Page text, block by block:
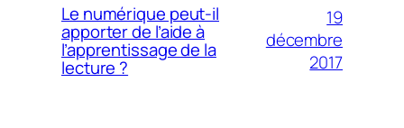
Le numérique peut-il
apporter de l’aide à
l’apprentissage de la
lecture ?
19
décembre
2017